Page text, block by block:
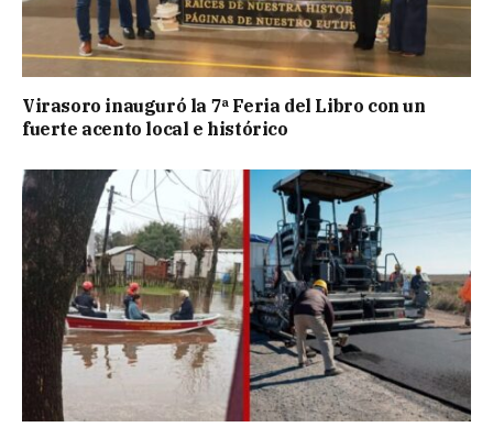
Virasoro inauguró la 7ª Feria del Libro con un
fuerte acento local e histórico